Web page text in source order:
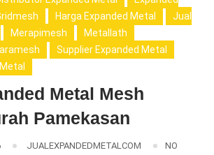
Harga Expanded Metal
Jual
Merapimesh
Metallath
Supplier Expanded Metal
Metal Mesh
Pamekasan
JUALEXPANDEDMETALCOM
NO